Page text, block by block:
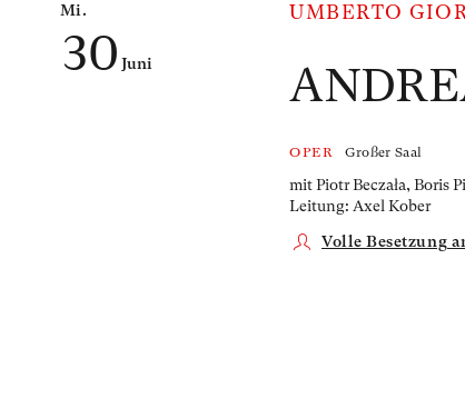
Mi.
30 Juni
UMBERTO
OPER Großer Saal
mit Piotr Beczała, Boris
Leitung: Axel Kober
Volle Besetzung